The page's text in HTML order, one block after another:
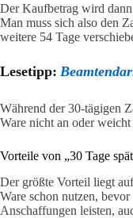
Der Kaufbetrag wird
Man muss sich also den
weitere 54 Tage
Lesetipp:
Während der 30-tägigen
Ware nicht an oder
Vorteile von „30 Tage
Der größte Vorteil liegt
Ware schon nutzen,
Anschaffungen leisten,